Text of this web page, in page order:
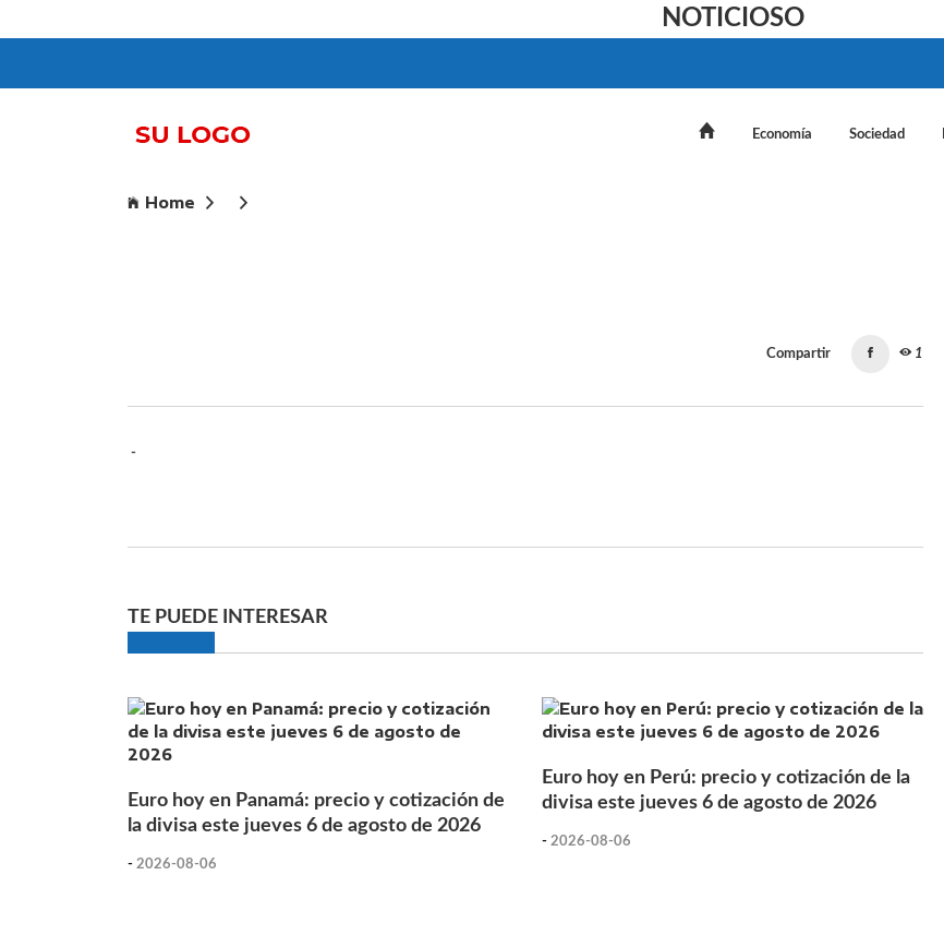
NOTICIOSO
Economía Sociedad
Home
Compartir 1
-
TE PUEDE INTERESAR
Euro hoy en Panamá: precio y cotización de
la divisa este jueves 6 de agosto de 2026
- 2026-08-06
Euro hoy en Perú: precio y cotización de la
divisa este jueves 6 de agosto de 2026
- 2026-08-06